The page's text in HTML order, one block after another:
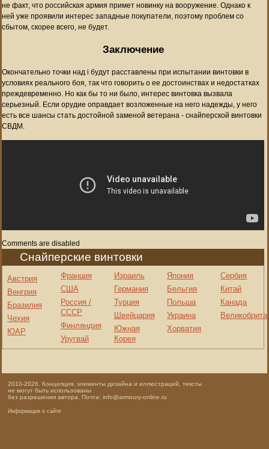
не факт, что российская армия примет новинку на вооружение. Однако к
ней уже проявили интерес западные покупатели, поэтому проблем со
сбытом, скорее всего, не будет.
Заключение
Окончательно точки над i будут расставлены при испытании винтовки в
условиях реального боя, так что говорить о ее достоинствах и недостатках
преждевременно. Но как бы то ни было, интерес винтовка вызвала
серьезный. Если орудие оправдает возложенные на него надежды, у него
есть все шансы стать достойной заменой ветерана - снайперской винтовки
СВДМ.
Comments are disabled
Снайперские винтовки
Австрия
Венгрия
Бразилия
Чехия
ЮАР
Франция
США
Россия /
СССР
Финляндия
Уругвай
Израиль
Германия
Турция
Швейцария
Южная
Корея
Япония
Бельгия
Польша
Украина
Хорватия
Сербия
Китай
Канада
2010-2026. Концепция, элементы дизайна и иллюстраций, тексты
не могут быть использованы
без разрешения автора. Почта: info@armoury-online.ru
Информация о сайте